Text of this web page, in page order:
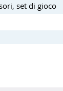
set di gioco